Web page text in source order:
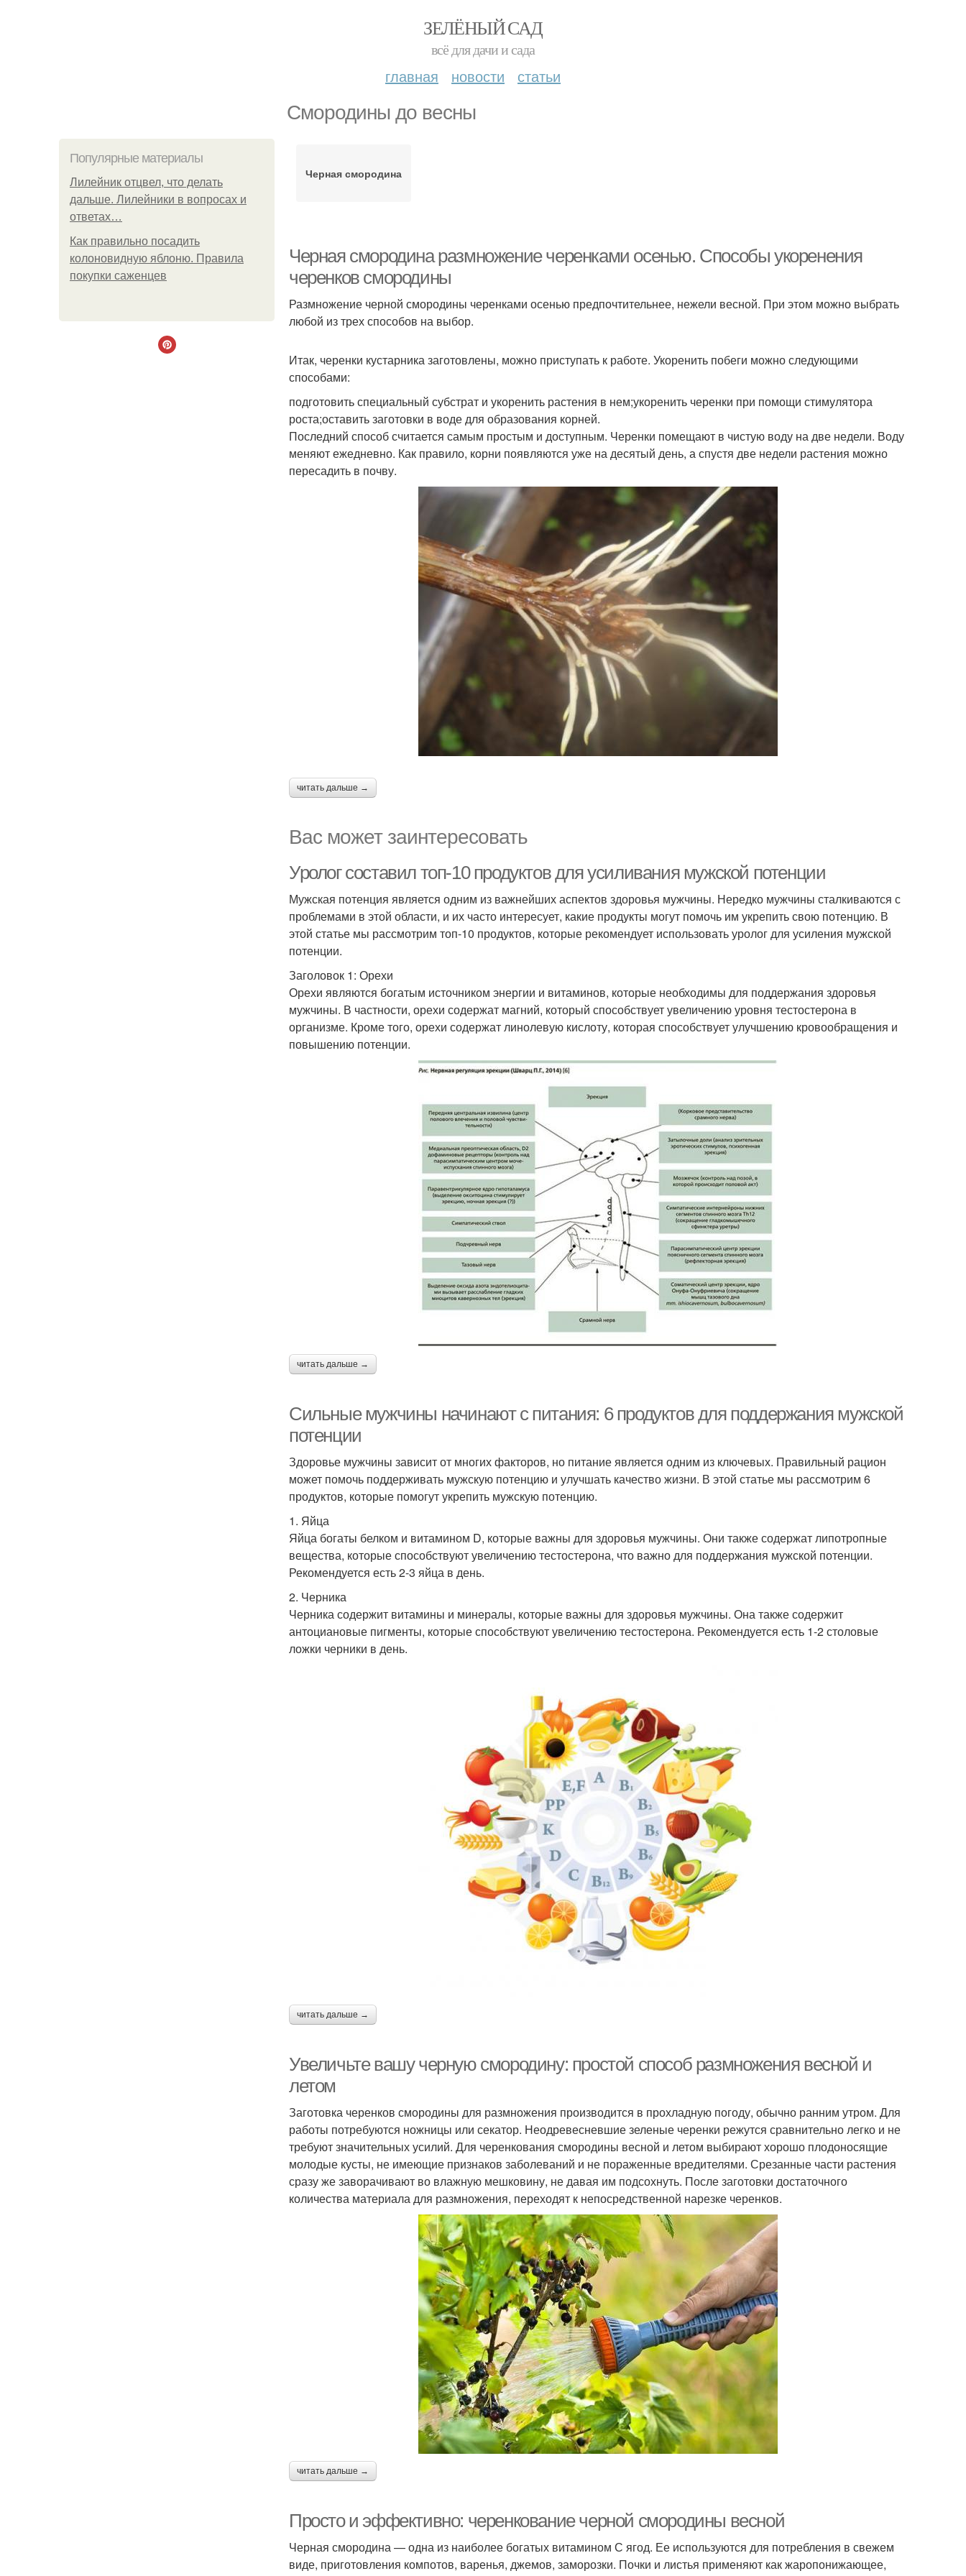
ЗЕЛЁНЫЙ САД
всё для дачи и сада
главная новости статьи
Смородины до весны
Популярные материалы
Лилейник отцвел, что делать
дальше. Лилейники в вопросах и
ответах…
Как правильно посадить
колоновидную яблоню. Правила
покупки саженцев
Черная смородина
Черная смородина размножение черенками осенью. Способы укоренения
черенков смородины
Размножение черной смородины черенками осенью предпочтительнее, нежели весной. При этом можно выбрать
любой из трех способов на выбор.
Итак, черенки кустарника заготовлены, можно приступать к работе. Укоренить побеги можно следующими
способами:
подготовить специальный субстрат и укоренить растения в нем;укоренить черенки при помощи стимулятора
роста;оставить заготовки в воде для образования корней.
Последний способ считается самым простым и доступным. Черенки помещают в чистую воду на две недели. Воду
меняют ежедневно. Как правило, корни появляются уже на десятый день, а спустя две недели растения можно
пересадить в почву.
читать дальше →
Вас может заинтересовать
Уролог составил топ-10 продуктов для усиливания мужской потенции
Мужская потенция является одним из важнейших аспектов здоровья мужчины. Нередко мужчины сталкиваются с
проблемами в этой области, и их часто интересует, какие продукты могут помочь им укрепить свою потенцию. В
этой статье мы рассмотрим топ-10 продуктов, которые рекомендует использовать уролог для усиления мужской
потенции.
Заголовок 1: Орехи
Орехи являются богатым источником энергии и витаминов, которые необходимы для поддержания здоровья
мужчины. В частности, орехи содержат магний, который способствует увеличению уровня тестостерона в
организме. Кроме того, орехи содержат линолевую кислоту, которая способствует улучшению кровообращения и
повышению потенции.
читать дальше →
Сильные мужчины начинают с питания: 6 продуктов для поддержания мужской
потенции
Здоровье мужчины зависит от многих факторов, но питание является одним из ключевых. Правильный рацион
может помочь поддерживать мужскую потенцию и улучшать качество жизни. В этой статье мы рассмотрим 6
продуктов, которые помогут укрепить мужскую потенцию.
1. Яйца
Яйца богаты белком и витамином D, которые важны для здоровья мужчины. Они также содержат липотропные
вещества, которые способствуют увеличению тестостерона, что важно для поддержания мужской потенции.
Рекомендуется есть 2-3 яйца в день.
2. Черника
Черника содержит витамины и минералы, которые важны для здоровья мужчины. Она также содержит
антоциановые пигменты, которые способствуют увеличению тестостерона. Рекомендуется есть 1-2 столовые
ложки черники в день.
читать дальше →
Увеличьте вашу черную смородину: простой способ размножения весной и
летом
Заготовка черенков смородины для размножения производится в прохладную погоду, обычно ранним утром. Для
работы потребуются ножницы или секатор. Неодревесневшие зеленые черенки режутся сравнительно легко и не
требуют значительных усилий. Для черенкования смородины весной и летом выбирают хорошо плодоносящие
молодые кусты, не имеющие признаков заболеваний и не пораженные вредителями. Срезанные части растения
сразу же заворачивают во влажную мешковину, не давая им подсохнуть. После заготовки достаточного
количества материала для размножения, переходят к непосредственной нарезке черенков.
читать дальше →
Просто и эффективно: черенкование черной смородины весной
Черная смородина — одна из наиболее богатых витамином С ягод. Ее используются для потребления в свежем
виде, приготовления компотов, варенья, джемов, заморозки. Почки и листья применяют как жаропонижающее,